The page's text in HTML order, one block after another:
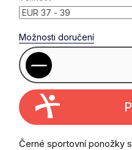
Možnosti doručení
Černé sportovní ponožky